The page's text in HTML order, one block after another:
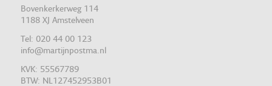
Bovenkerkerweg 114
1188 XJ Amstelveen
Tel: 020 44 00 123
info@martijnpostma.nl
KVK: 55567789
BTW: NL127452953B01